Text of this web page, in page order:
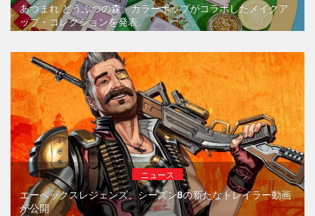
あつまれ どうぶつの森、カラーポップがコラボしたメイクア
ップ・コレクションを発表
ニュース
エーペックスレジェンズ、シーズン8の新たなトレイラー動画
が公開